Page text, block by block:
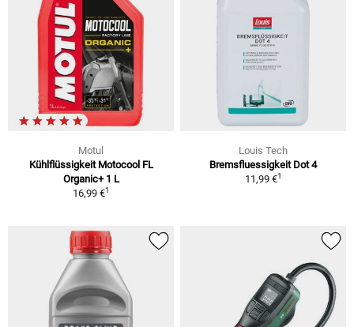
Motul
Kühlflüssigkeit Motocool FL
Organic+ 1 L
16,99 €1
Louis Tech
Bremsfluessigkeit Dot 4
11,99 €1